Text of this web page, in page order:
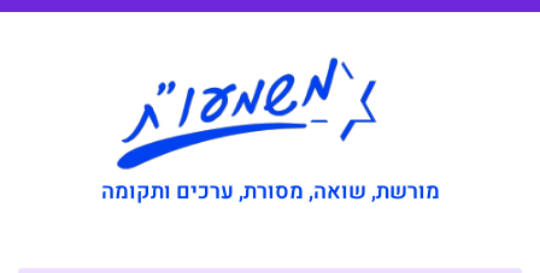
מורשת, שואה, מסורת, ערכים ותקומה